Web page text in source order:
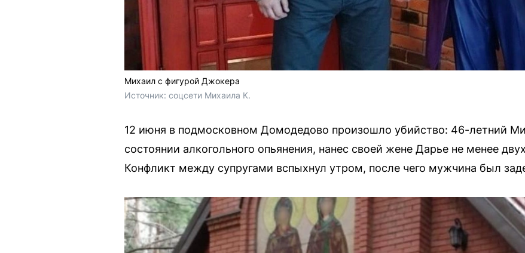
Михаил с фигурой Джокера
Источник: соцсети Михаила К.
12 июня в подмосковном Домодедово произошло убийство: 46-летний
состоянии алкогольного опьянения, нанес своей жене Дарье не менее
Конфликт между супругами вспыхнул утром, после чего мужчина был